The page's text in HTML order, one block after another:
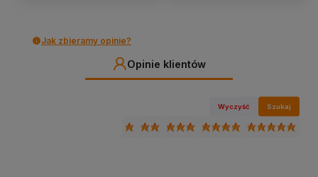
Jak zbieramy opinie?
Opinie klientów
Wyczyść Szukaj